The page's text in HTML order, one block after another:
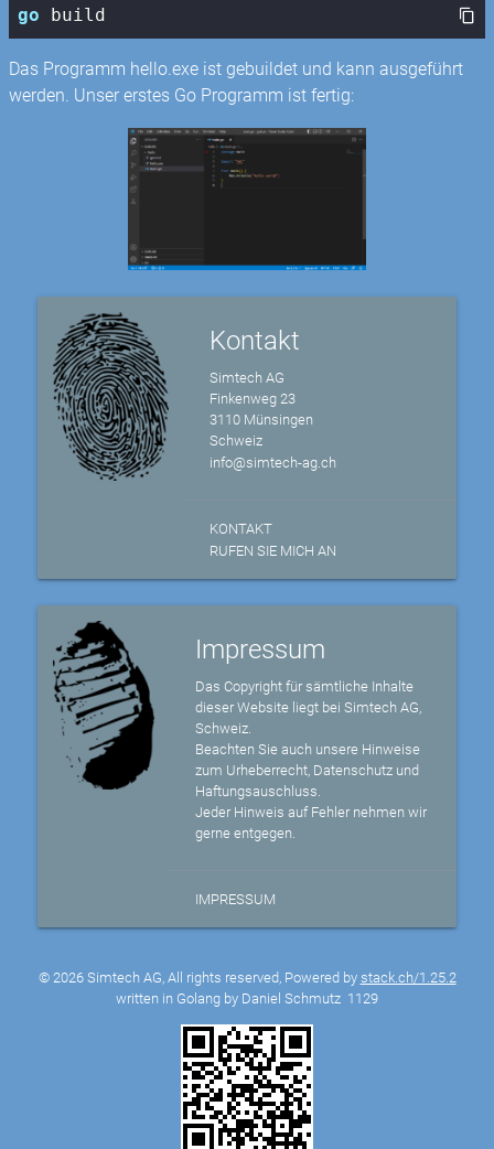
go build
Das Programm hello.exe ist gebuildet und kann ausgeführt
werden. Unser erstes Go Programm ist fertig:
Kontakt
Simtech AG
Finkenweg 23
3110 Münsingen
Schweiz
info@simtech-ag.ch
KONTAKT
RUFEN SIE MICH AN
Impressum
Das Copyright für sämtliche Inhalte
dieser Website liegt bei Simtech AG,
Schweiz.
Beachten Sie auch unsere Hinweise
zum Urheberrecht, Datenschutz und
Haftungsauschluss.
Jeder Hinweis auf Fehler nehmen wir
gerne entgegen.
IMPRESSUM
© 2026 Simtech AG, All rights reserved, Powered by stack.ch/1.25.2
written in Golang by Daniel Schmutz 1129